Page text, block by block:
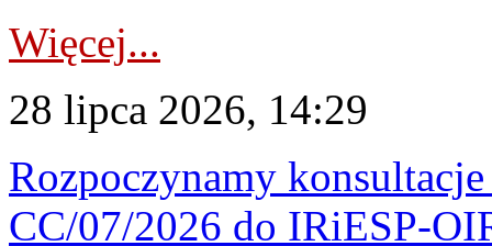
Więcej...
28 lipca 2026, 14:29
Rozpoczynamy
CC/07/2026 do IRiESP-